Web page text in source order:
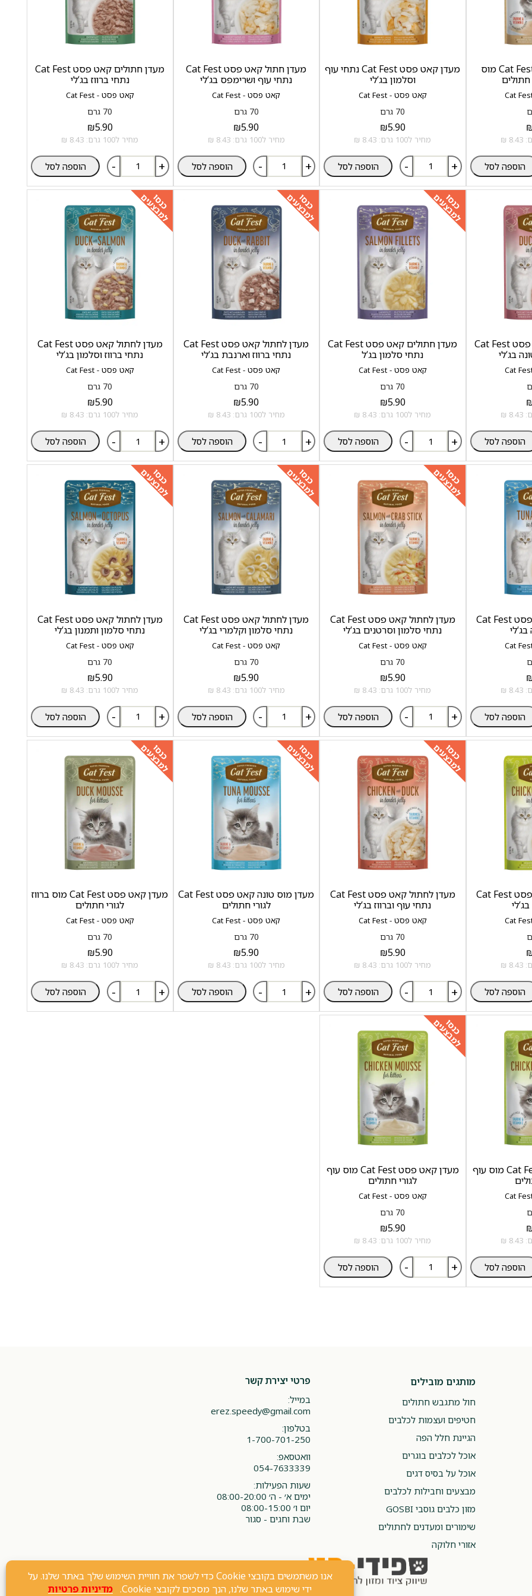
מעדן קאט פסט Cat Fest מוס
חתולים
הוספה לסל
קאט פסט - Cat Fest
מעדן קאט פסט Cat Fest נתחי עוף
וסלמון בג‘לי
70 גרם
₪5.90
מחיר ל100 גרם: 8.43 ₪
- + הוספה לסל
קאט פסט - Cat Fest
מעדן חתול קאט פסט Cat Fest
נתחי עוף ושרימפס בג‘לי
70 גרם
₪5.90
מחיר ל100 גרם: 8.43 ₪
- + הוספה לסל
קאט פסט - Cat Fest
מעדן חתולים קאט פסט Cat Fest
נתחי ברווז בג‘לי
70 גרם
₪5.90
מחיר ל100 גרם: 8.43 ₪
- + הוספה לסל
מעדן חתולים קאט פסט Cat Fest
בג‘לי
הוספה לסל
כנסו
למבצעים
קאט פסט - Cat Fest
מעדן חתולים קאט פסט Cat Fest
נתחי סלמון בג‘ל
70 גרם
₪5.90
מחיר ל100 גרם: 8.43 ₪
- + הוספה לסל
כנסו
למבצעים
קאט פסט - Cat Fest
מעדן לחתול קאט פסט Cat Fest
נתחי ברווז וארנבת בג‘לי
70 גרם
₪5.90
מחיר ל100 גרם: 8.43 ₪
- + הוספה לסל
כנסו
למבצעים
קאט פסט - Cat Fest
מעדן לחתול קאט פסט Cat Fest
נתחי ברווז וסלמון בג‘לי
70 גרם
₪5.90
מחיר ל100 גרם: 8.43 ₪
- + הוספה לסל
מעדן לחתול קאט פסט Cat Fest
הוספה לסל
כנסו
למבצעים
קאט פסט - Cat Fest
מעדן לחתול קאט פסט Cat Fest
נתחי סלמון וסרטנים בג‘לי
70 גרם
₪5.90
מחיר ל100 גרם: 8.43 ₪
- + הוספה לסל
כנסו
למבצעים
קאט פסט - Cat Fest
מעדן לחתול קאט פסט Cat Fest
נתחי סלמון וקלמרי בג‘לי
70 גרם
₪5.90
מחיר ל100 גרם: 8.43 ₪
- + הוספה לסל
כנסו
למבצעים
קאט פסט - Cat Fest
מעדן לחתול קאט פסט Cat Fest
נתחי סלמון ותמנון בג‘לי
70 גרם
₪5.90
מחיר ל100 גרם: 8.43 ₪
- + הוספה לסל
מעדן לחתול קאט פסט Cat Fest
הוספה לסל
כנסו
למבצעים
קאט פסט - Cat Fest
מעדן לחתול קאט פסט Cat Fest
נתחי עוף וברווז בג‘לי
70 גרם
₪5.90
מחיר ל100 גרם: 8.43 ₪
- + הוספה לסל
כנסו
למבצעים
קאט פסט - Cat Fest
מעדן מוס טונה קאט פסט Cat Fest
לגורי חתולים
70 גרם
₪5.90
מחיר ל100 גרם: 8.43 ₪
- + הוספה לסל
כנסו
למבצעים
קאט פסט - Cat Fest
מעדן קאט פסט Cat Fest מוס ברווז
לגורי חתולים
70 גרם
₪5.90
מחיר ל100 גרם: 8.43 ₪
- + הוספה לסל
מעדן קאט פסט Cat Fest מוס עוף
הוספה לסל
כנסו
למבצעים
קאט פסט - Cat Fest
מעדן קאט פסט Cat Fest מוס עוף
לגורי חתולים
70 גרם
₪5.90
מחיר ל100 גרם: 8.43 ₪
- + הוספה לסל
מותגים מובילים
חול מתגבש חתולים
חטיפים ועצמות לכלבים
הגיינת חלל הפה
אוכל לכלבים בוגרים
אוכל על בסיס דגים
מבצעים וחבילות לכלבים
מזון כלבים גוסבי GOSBI
שימורים ומעדנים לחתולים
אזורי חלוקה
פרטי יצירת קשר
במייל:
erez.speedy@gmail.com
בטלפון:
1-700-701-250
וואטסאפ:
054-7633339
שעות הפעילות:
ימים א׳ - ה׳ 08:00-20:00
יום ו׳ 08:00-15:00
שבת וחגים - סגור